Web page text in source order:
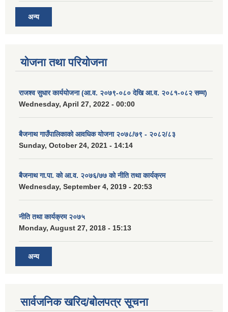
अन्य
योजना तथा परियोजना
राजश्व सुधार कार्ययोजना (आ.व. २०७९-०८० देखि आ.व. २०८१-०८२ सम्म)
Wednesday, April 27, 2022 - 00:00
बैजनाथ गाउँपालिकाको आवधिक योजना २०७८/७९ - २०८२/८३
Sunday, October 24, 2021 - 14:14
बैजनाथ गा.पा. को आ.व. २०७६/७७ को नीति तथा कार्यक्रम
Wednesday, September 4, 2019 - 20:53
नीति तथा कार्यक्रम २०७५
Monday, August 27, 2018 - 15:13
अन्य
सार्वजनिक खरिद/बोलपत्र सूचना